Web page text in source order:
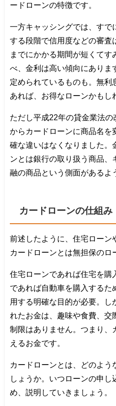
ードローンの特徴です。
一方キャッシングでは、すで
する段階で信用度などの審査
までにかかる期間が短くてす
べ、金利は高い傾向にありま
定められているものも。無利
あれば、お得なローンかもし
ただし平成22年の貸金業法
からカードローンに商品名を
確な違いはなくなりました。
ンとは銀行の取り扱う商品、
融の商品という側面があるよ
カードローンの仕組み
前述したように、住宅ローン
カードローンとは無担保のロ
住宅ローンであれば住宅を購
であれば自動車を購入するた
用する明確な目的が必要。し
れたお金は、趣味や食費、交
制限はありません。つまり、
えるお金です。
カードローンとは、どのよう
しょうか。いつローンの申し
め、説明していきましょう。